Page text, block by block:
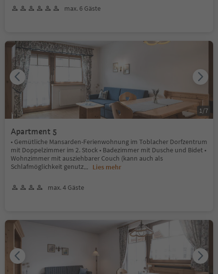
max. 6 Gäste
Apartment 5
• Gemütliche Mansarden-Ferienwohnung im Toblacher Dorfzentrum
mit Doppelzimmer im 2. Stock • Badezimmer mit Dusche und Bidet •
Wohnzimmer mit ausziehbarer Couch (kann auch als
Schlafmöglichkeit genutz... Lies mehr
max. 4 Gäste
1 /7